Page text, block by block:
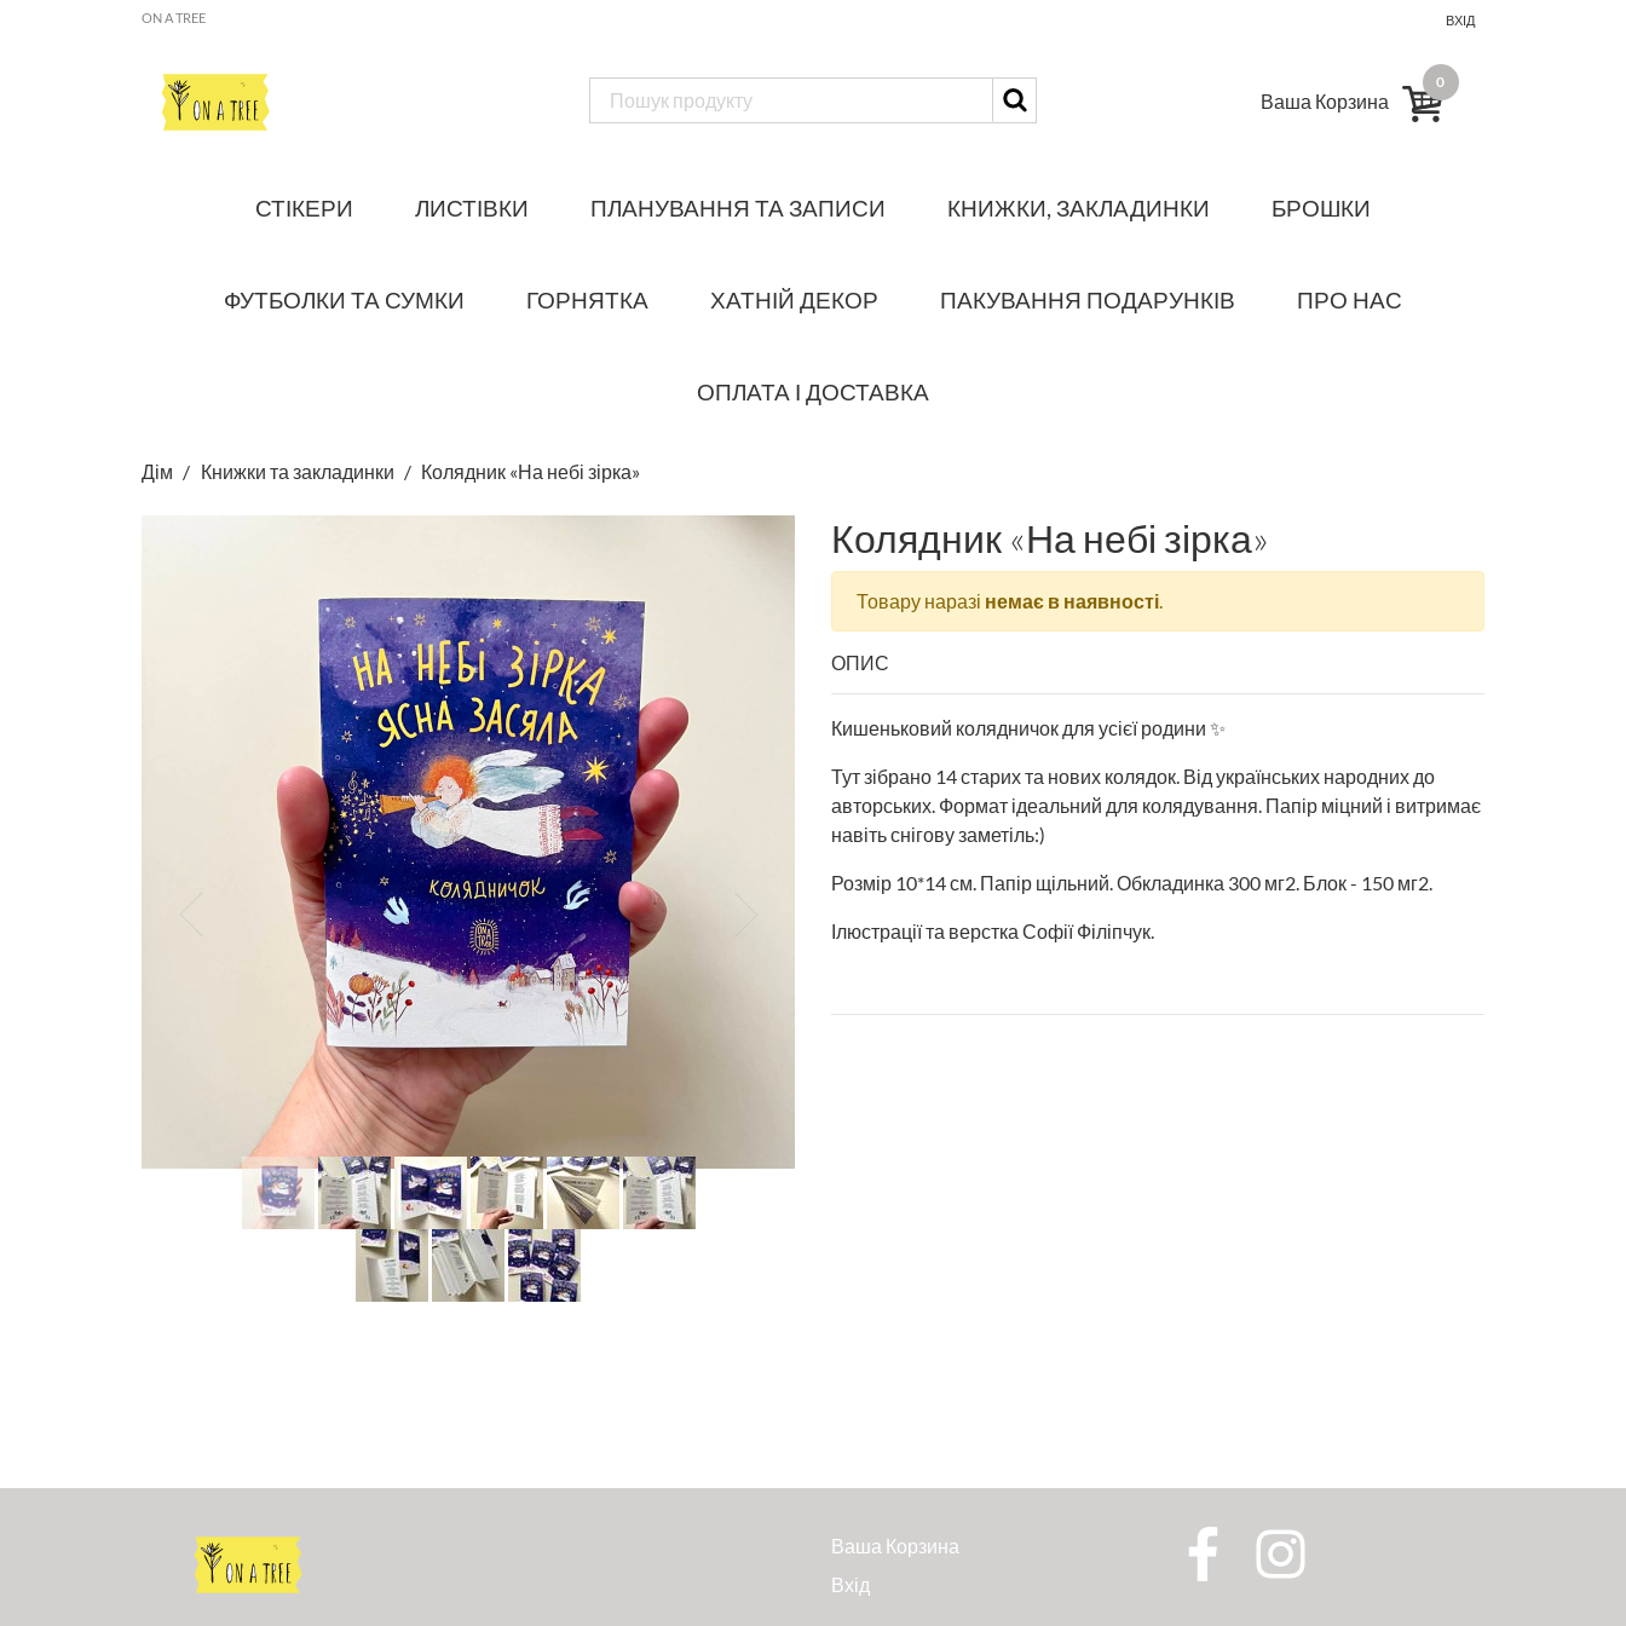
ON A TREE ВХІД
Ваша Корзина
0
СТІКЕРИ ЛИСТІВКИ ПЛАНУВАННЯ ТА ЗАПИСИ КНИЖКИ, ЗАКЛАДИНКИ БРОШКИ
ФУТБОЛКИ ТА СУМКИ ГОРНЯТКА ХАТНІЙ ДЕКОР ПАКУВАННЯ ПОДАРУНКІВ ПРО НАС
ОПЛАТА І ДОСТАВКА
Дім Книжки та закладинки Колядник «На небі зірка»
Колядник «На небі зірка»
Товару наразі немає в наявності.
ОПИС
Кишеньковий колядничок для усієї родини ✨
Тут зібрано 14 старих та нових колядок. Від українських народних до
авторських. Формат ідеальний для колядування. Папір міцний і витримає
навіть снігову заметіль:)
Розмір 10*14 см. Папір щільний. Обкладинка 300 мг2. Блок - 150 мг2.
Ілюстрації та верстка Софії Філіпчук.
Ваша Корзина
Вхід